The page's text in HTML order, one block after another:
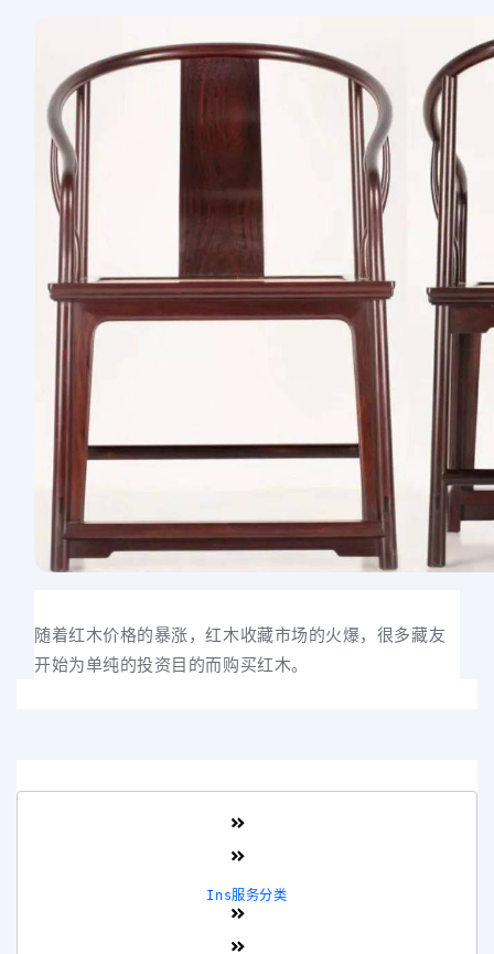
随着红木价格的暴涨，红木收藏市场的火爆，很多藏友
开始为单纯的投资目的而购买红木。
Ins服务分类